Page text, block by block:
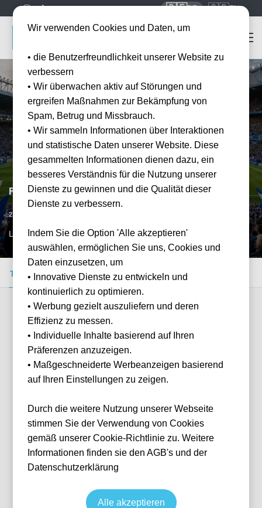
🇩🇪DE 🇬🇧EN
FC Everton vs FC Arsenal
23.05.2027
LPL, GB
Tickets kaufen Event-Info FAQ
Verfügbare Kategorien (2)
Ticket Plus
15:00
10 verfügbar
Vereinigtes Königreich
Hill Dickinson Stadium
Wir verwenden Cookies und Daten, um
• die Benutzerfreundlichkeit unserer Website zu
verbessern
• Wir überwachen aktiv auf Störungen und
ergreifen Maßnahmen zur Bekämpfung von
Spam, Betrug und Missbrauch.
• Wir sammeln Informationen über Interaktionen
und statistische Daten unserer Website. Diese
gesammelten Informationen dienen dazu, ein
besseres Verständnis für die Nutzung unserer
Dienste zu gewinnen und die Qualität dieser
Dienste zu verbessern.
Indem Sie die Option 'Alle akzeptieren'
auswählen, ermöglichen Sie uns, Cookies und
Daten einzusetzen, um
• Innovative Dienste zu entwickeln und
kontinuierlich zu optimieren.
• Werbung gezielt auszuliefern und deren
Effizienz zu messen.
• Individuelle Inhalte basierend auf Ihren
Präferenzen anzuzeigen.
• Maßgeschneiderte Werbeanzeigen basierend
auf Ihren Einstellungen zu zeigen.
Durch die weitere Nutzung unserer Webseite
stimmen Sie der Verwendung von Cookies
gemäß unserer Cookie-Richtlinie zu. Weitere
Informationen finden sie den AGB's und der
Datenschutzerklärung
Alle akzeptieren